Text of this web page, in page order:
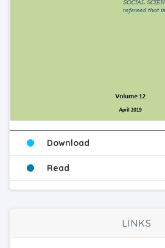
Download
Read
LINKS